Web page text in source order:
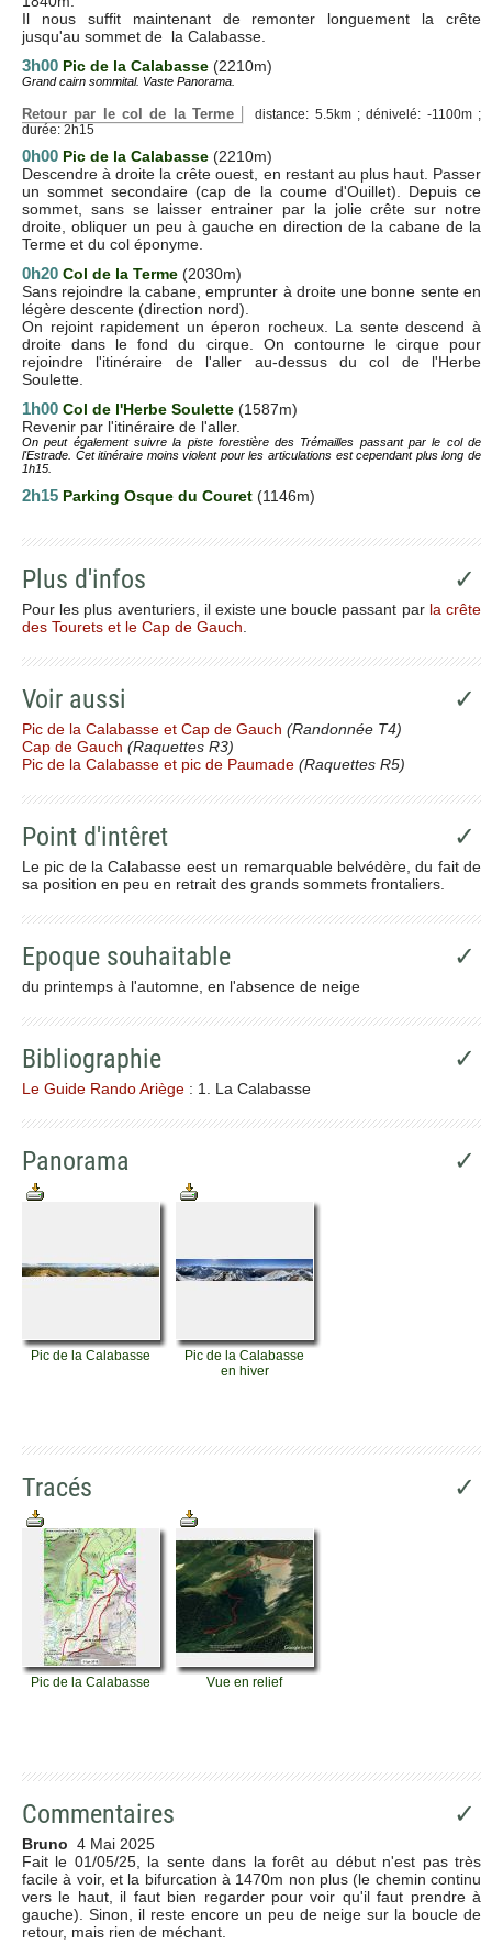
Il nous suffit maintenant de remonter longuement la crête
jusqu'au sommet de la Calabasse.
3h00 Pic de la Calabasse (2210m)
Grand cairn sommital. Vaste Panorama.
Retour par le col de la Terme
distance: 5.5km ; dénivelé: -1100m ;
durée: 2h15
0h00 Pic de la Calabasse (2210m)
Descendre à droite la crête ouest, en restant au plus haut. Passer
un sommet secondaire (cap de la coume d'Ouillet). Depuis ce
sommet, sans se laisser entrainer par la jolie crête sur notre
droite, obliquer un peu à gauche en direction de la cabane de la
Terme et du col éponyme.
0h20 Col de la Terme (2030m)
Sans rejoindre la cabane, emprunter à droite une bonne sente en
légère descente (direction nord).
On rejoint rapidement un éperon rocheux. La sente descend à
droite dans le fond du cirque. On contourne le cirque pour
rejoindre l'itinéraire de l'aller au-dessus du col de l'Herbe
Soulette.
1h00 Col de l'Herbe Soulette (1587m)
Revenir par l'itinéraire de l'aller.
On peut également suivre la piste forestière des Trémailles passant par le col de
l'Estrade. Cet itinéraire moins violent pour les articulations est cependant plus long de
1h15.
2h15 Parking Osque du Couret (1146m)
Plus d'infos ✓
Pour les plus aventuriers, il existe une boucle passant par la crête
des Tourets et le Cap de Gauch
Voir aussi ✓
Pic de la Calabasse et Cap de Gauch (Randonnée T4)
Cap de Gauch (Raquettes R3)
Pic de la Calabasse et pic de Paumade (Raquettes R5)
Point d'intêret ✓
Le pic de la Calabasse eest un remarquable belvédère, du fait de
sa position en peu en retrait des grands sommets frontaliers.
Epoque souhaitable ✓
du printemps à l'automne, en l'absence de neige
Bibliographie ✓
Le Guide Rando Ariège : 1. La Calabasse
Panorama ✓
Pic de la Calabasse
Pic de la Calabasse
en hiver
Tracés ✓
Pic de la Calabasse Vue en relief
Commentaires ✓
Bruno 4 Mai 2025
Fait le 01/05/25, la sente dans la forêt au début n'est pas très
facile à voir, et la bifurcation à 1470m non plus (le chemin continu
vers le haut, il faut bien regarder pour voir qu'il faut prendre à
gauche). Sinon, il reste encore un peu de neige sur la boucle de
retour, mais rien de méchant.